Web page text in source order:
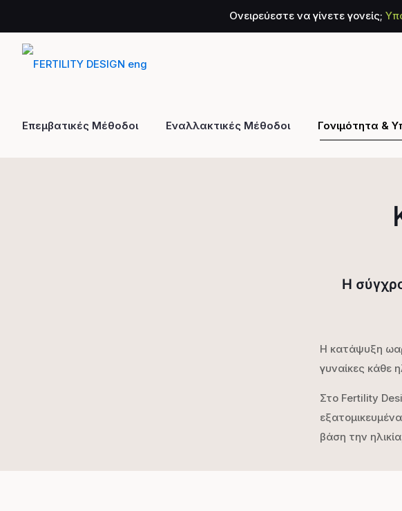
Ονειρεύεστε να γίνετε γονείς;
Επεμβατικές Μέθοδοι Εναλλακτικές Μέθοδοι Γονιμότητα &
Η
Η κατάψυξη
γυναίκες κάθε
Στο Fertility
βάση την